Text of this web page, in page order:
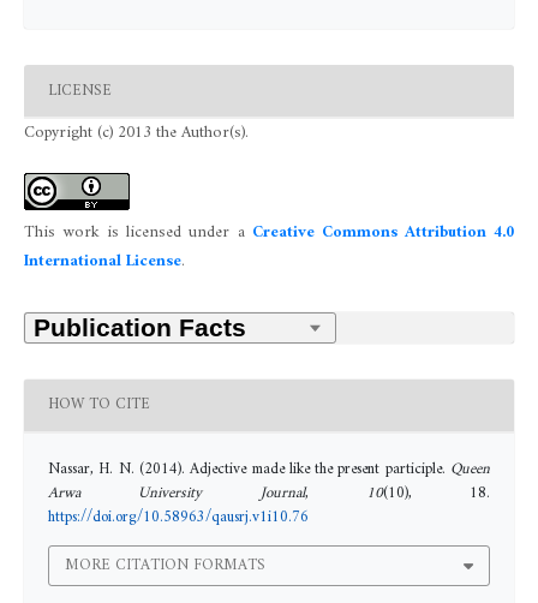
LICENSE
Copyright (c) 2013 the Author(s).
This work is licensed under a Creative Commons Attribution 4.0
International License.
HOW TO CITE
Nassar, H. N. (2014). Adjective made like the present participle. Queen
Arwa University Journal, 10(10), 18.
https://doi.org/10.58963/qausrj.v1i10.76
MORE CITATION FORMATS